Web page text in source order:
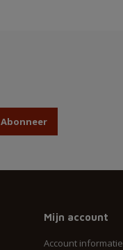
Abonneer
Mijn account
Account informatie